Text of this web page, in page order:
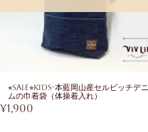
⭐︎SALE⭐︎KIDS-本藍岡山産セルビッチデニ
ムの巾着袋（体操着入れ）
¥1,900